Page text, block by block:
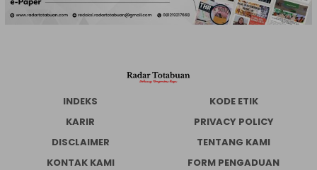
INDEKS
KODE ETIK
KARIR
PRIVACY POLICY
DISCLAIMER
TENTANG KAMI
KONTAK KAMI
FORM PENGADUAN